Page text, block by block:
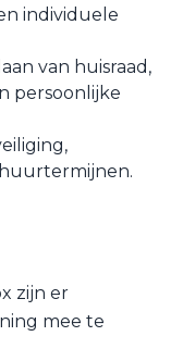
individuele
van huisraad,
persoonlijke
zijn er
mee te